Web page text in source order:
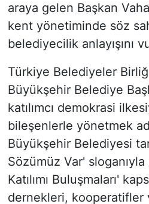
araya gelen Başkan
kent yönetiminde söz
belediyecilik anlayışını
Türkiye Belediyeler
Büyükşehir Belediye
katılımcı demokrasi
bileşenlerle yönetmek
Büyükşehir Belediyesi
Sözümüz Var'
Katılımı Buluşmaları'
dernekleri, kooperatifler